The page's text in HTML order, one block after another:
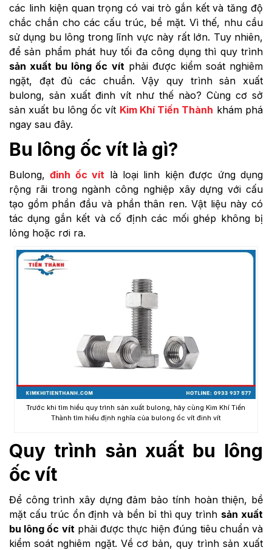
các linh kiện quan trọng có vai trò gắn kết và tăng độ
chắc chắn cho các cấu trúc, bề mặt. Vì thế, nhu cầu
sử dụng bu lông trong lĩnh vực này rất lớn. Tuy nhiên,
để sản phẩm phát huy tối đa công dụng thì quy trình
sản xuất bu lông ốc vítphải được kiểm soát nghiêm
ngặt, đạt đủ các chuẩn. Vậy quy trình sản xuất
bulong, sản xuất đinh vít như thế nào? Cùng cơ sở
sản xuất bu lông ốc vít Kim Khí Tiến Thành khám phá
ngay sau đây.
Bu lông ốc vít là gì?
Bulong,đinh ốc vít là loại linh kiện được ứng dụng
rộng rãi trong ngành công nghiệp xây dựng với cấu
tạo gồm phần đầu và phần thân ren. Vật liệu này có
tác dụng gắn kết và cố định các mối ghép không bị
lỏng hoặc rơi ra.
Trước khi tìm hiểu quy trình sản xuất bulong, hãy cùng Kim Khí Tiến
Thành tìm hiểu định nghĩa của bulong ốc vít đinh vít
Quy trình sản xuất bu lông
ốc vít
Để công trình xây dựng đảm bảo tính hoàn thiện, bề
mặt cấu trúc ổn định và bền bỉ thì quy trình sản xuất
bu lông ốc vít phải được thực hiện đúng tiêu chuẩn và
kiểm soát nghiêm ngặt. Về cơ bản, quy trình sản xuất